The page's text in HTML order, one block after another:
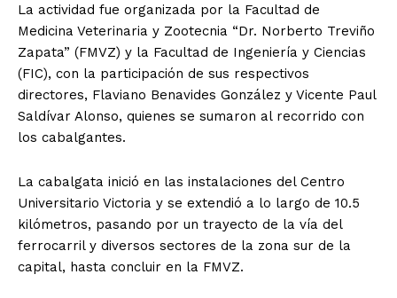
La actividad fue organizada por la Facultad de
Medicina Veterinaria y Zootecnia “Dr. Norberto Treviño
Zapata” (FMVZ) y la Facultad de Ingeniería y Ciencias
(FIC), con la participación de sus respectivos
directores, Flaviano Benavides González y Vicente Paul
Saldívar Alonso, quienes se sumaron al recorrido con
los cabalgantes.
La cabalgata inició en las instalaciones del Centro
Universitario Victoria y se extendió a lo largo de 10.5
kilómetros, pasando por un trayecto de la vía del
ferrocarril y diversos sectores de la zona sur de la
capital, hasta concluir en la FMVZ.